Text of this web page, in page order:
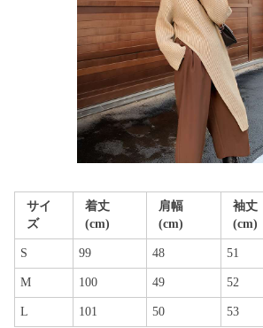
サイ
ズ
着丈
(cm)
肩幅
(cm)
袖丈
(cm)
S 99 48 51
M 100 49 52
L 101 50 53